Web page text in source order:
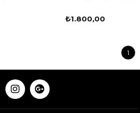
₺1.800,00
1